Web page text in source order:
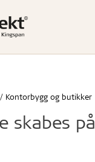
Kontorbygg og butikker
skabes på